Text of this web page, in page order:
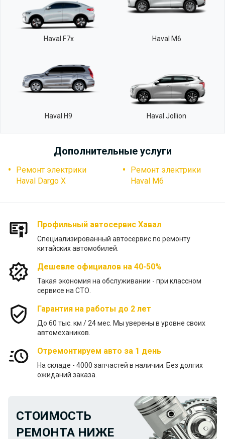
Haval F7x Haval M6
Haval H9 Haval Jollion
Дополнительные услуги
Ремонт электрики
Haval Dargo X
Ремонт электрики
Haval M6
Профильный автосервис Хавал
Специализированный автосервис по ремонту
китайских автомобилей.
Дешевле официалов на 40-50%
Такая экономия на обслуживании - при классном
сервисе на СТО.
Гарантия на работы до 2 лет
До 60 тыс. км / 24 меc. Мы уверены в уровне своих
автомехаников.
Отремонтируем авто за 1 день
На складе - 4000 запчастей в наличии. Без долгих
ожиданий заказа.
СТОИМОСТЬ
РЕМОНТА НИЖЕ